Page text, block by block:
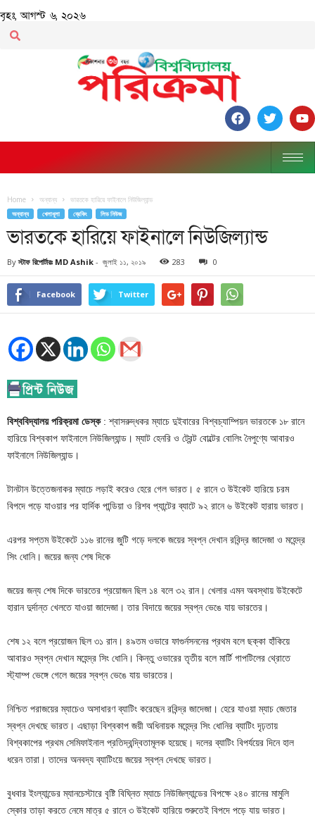
বৃহঃ, আগস্ট ৬, ২০২৬
Home অন্যান্য ভারতকে হারিয়ে ফাইনালে নিউজিল্যান্ড
অন্যান্য খেলাধূলা ব্রেকিং লিড নিউজ
ভারতকে হারিয়ে ফাইনালে নিউজিল্যান্ড
By স্টাফ রিপোর্টারঃ MD Ashik - জুলাই ১১, ২০১৯ 283 0
Facebook Twitter
বিশ্ববিদ্যালয় পরিক্রমা ডেস্ক: শ্বাসরুদ্ধকর ম্যাচে দুইবারের বিশ্বচ্যাম্পিয়ন ভারতকে ১৮ রানে
হারিয়ে বিশ্বকাপ ফাইনালে নিউজিল্যান্ড। ম্যাট হেনরি ও ট্রেন্ট বোল্টের বোলিং নৈপুণ্যে আবারও
ফাইনালে নিউজিল্যান্ড।
টানটান উত্তেজনাকর ম্যাচে লড়াই করেও হেরে গেল ভারত। ৫ রানে ৩ উইকেট হারিয়ে চরম
বিপদে পড়ে যাওয়ার পর হার্দিক পান্ডিয়া ও রিশব প্যান্টের ব্যাটে ৯২ রানে ৬ উইকেট হারায় ভারত।
এরপর সপ্তম উইকেটে ১১৬ রানের জুটি গড়ে দলকে জয়ের স্বপ্ন দেখান রবিন্দ্র জাদেজা ও মহেন্দ্র
সিং ধোনি। জয়ের জন্য শেষ দিকে
জয়ের জন্য শেষ দিকে ভারতের প্রয়োজন ছিল ১৪ বলে ৩২ রান। খেলার এমন অবস্থায় উইকেটে
হারান দুর্দান্ত খেলতে যাওয়া জাদেজা। তার বিদায়ে জয়ের স্বপ্ন ভেঙে যায় ভারতের।
শেষ ১২ বলে প্রয়োজন ছিল ৩১ রান। ৪৯তম ওভারে ফাগুর্নসননের প্রথম বলে ছক্কা হাঁকিয়ে
আবারও স্বপ্ন দেখান মহেন্দ্র সিং ধোনি। কিন্তু ওভারের তৃতীয় বলে মার্টি গাপটিলের থ্রোতে
স্ট্যাম্প ভেঙ্গে গেলে জয়ের স্বপ্ন ভেঙে যায় ভারতের।
নিশ্চিত পরাজয়ের ম্যাচেও অসাধারণ ব্যাটিং করেছেন রবিন্দ্র জাদেজা। হেরে যাওয়া ম্যাচ জেতার
স্বপ্ন দেখছে ভারত। এছাড়া বিশ্বকাপ জয়ী অধিনায়ক মহেন্দ্র সিং ধোনির ব্যাটিং দৃঢ়তায়
বিশ্বকাপের প্রথম সেমিফাইনাল প্রতিদ্বন্দ্বিতামূলক হয়েছে। দলের ব্যাটিং বিপর্যয়ের দিনে হাল
ধরেন তারা। তাদের অনবদ্য ব্যাটিংয়ে জয়ের স্বপ্ন দেখছে ভারত।
বুধবার ইংল্যান্ডের ম্যানচেস্টারে বৃষ্টি বিঘ্নিত ম্যাচে নিউজিল্যান্ডের বিপক্ষে ২৪০ রানের মামুলি
স্কোর তাড়া করতে নেমে মাত্র ৫ রানে ৩ উইকেট হারিয়ে শুরুতেই বিপদে পড়ে যায় ভারত।